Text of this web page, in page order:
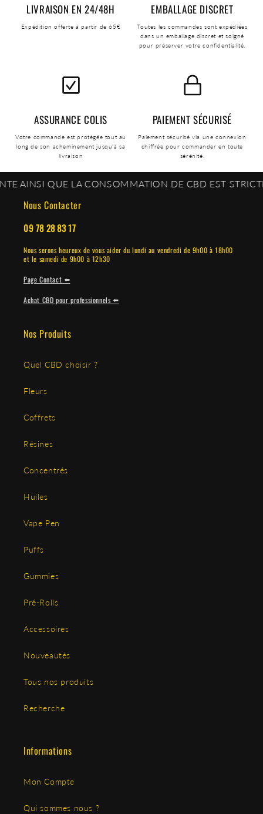
LIVRAISON EN 24/48H
Expédition offerte à partir de 65€
EMBALLAGE DISCRET
Toutes les commandes sont expédiées
dans un emballage discret et soigné
pour préserver votre confidentialité.
ASSURANCE COLIS
Votre commande est protégée tout au
long de son acheminement jusqu'à sa
livraison
PAIEMENT SÉCURISÉ
Paiement sécurisé via une connexion
chiffrée pour commander en toute
sérénité.
QUE LA CONSOMMATION DE CBD EST
Nous Contacter
09 78 28 83 17
Nous serons heureux de vous aider du lundi au vendredi de 9h00 à 18h00
et le samedi de 9h00 à 12h30
Page Contact ⬅️
Achat CBD pour professionnels ⬅️
Nos Produits
Quel CBD choisir ?
Fleurs
Coffrets
Résines
Concentrés
Huiles
Vape Pen
Puffs
Gummies
Pré-Rolls
Accessoires
Nouveautés
Tous nos produits
Recherche
Informations
Mon Compte
Qui sommes nous ?